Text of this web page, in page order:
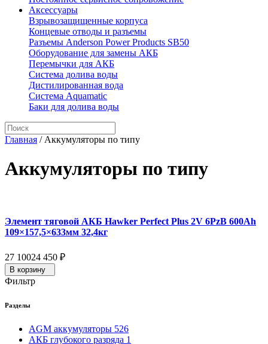
Аксессуары
Взрывозащищенные корпуса
Концевые отводы и разъемы
Разъемы Anderson Power Products SB50
Оборудование для замены АКБ
Перемычки для АКБ
Система долива воды
Дистилированная вода
Система Aquamatic
Баки для долива воды
Главная / Аккумуляторы по типу
Аккумуляторы по типу
Элемент тяговой АКБ Hawker Perfect Plus 2V 6PzB 600Ah
109×157,5×633мм 32,4кг
27 10024 450 ₽
В корзину
Фильтр
Разделы
AGM аккумуляторы 526
АКБ глубокого разряда 1